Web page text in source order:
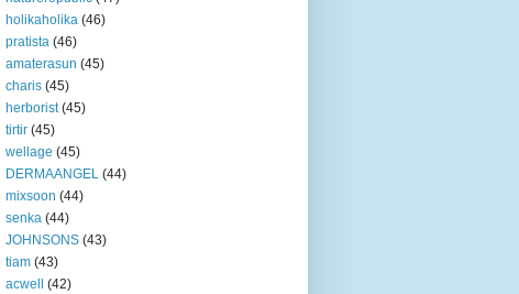
holikaholika (46)
pratista (46)
amaterasun (45)
charis (45)
herborist (45)
tirtir (45)
wellage (45)
DERMAANGEL (44)
mixsoon (44)
senka (44)
JOHNSONS (43)
tiam (43)
acwell
(42)